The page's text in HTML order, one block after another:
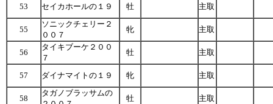
53 セイカホールの１９ 牡 主取
55
ソニックチェリー２
００７
牝 主取
56
タイキブーケ２００
７
牡 主取
57 ダイナマイトの１９ 牝 主取
58
タガノブラッサムの
牡 主取